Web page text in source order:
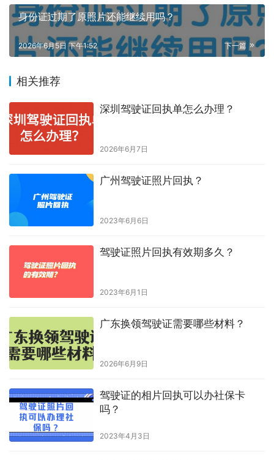
身份证过期了原照片还能继续用吗？
下一篇
2026年6月5日 下午1:52
相关推荐
深圳驾驶证回执单怎么办理？
2026年6月7日
广州驾驶证照片回执？
2023年6月6日
驾驶证照片回执有效期多久？
2023年6月1日
广东换领驾驶证需要哪些材料？
2026年6月9日
驾驶证的相片回执可以办社保卡
吗？
2023年4月3日